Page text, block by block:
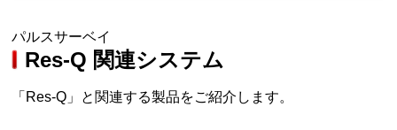
パルスサーベイ
Res-Q 関連システム
「Res-Q」と関連する製品をご紹介します。